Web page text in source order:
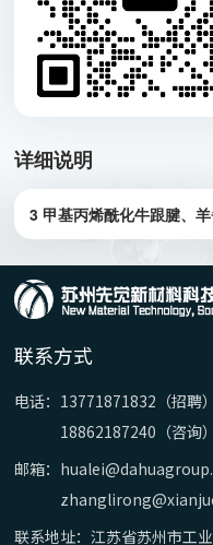
详细说明
联系方式
电话： 13771871832（招聘
18862187240（咨询
邮箱：
联系地址：江苏省苏州市工